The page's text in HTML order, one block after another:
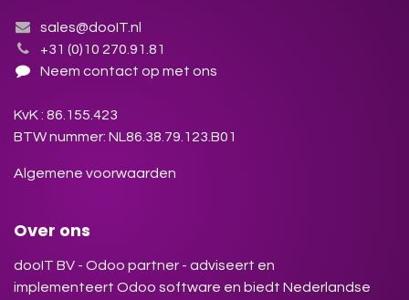
sales@dooIT.nl
+31 (0)10 270.91.81
Neem contact op met ons
KvK : 86.155.423
BTW nummer: NL86.38.79.123.B01
Algemene voorwaarden
Over ons
dooIT BV - Odoo partner - adviseert en
implementeert Odoo software en biedt Nederlandse